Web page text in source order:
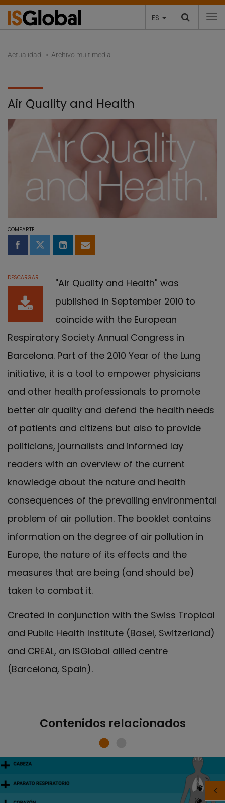
ES
Actualidad Archivo multimedia
Air Quality and Health
COMPARTE
Compartir en Facebook
Compartir en Twitter
Compartir en LinkedIn
Compartir por email
DESCARGAR
"Air Quality and Health" was
published in September 2010 to
coincide with the European
Respiratory Society Annual Congress in
Barcelona. Part of the 2010 Year of the Lung
initiative, it is a tool to empower physicians
and other health professionals to promote
better air quality and defend the health needs
of patients and citizens but also to provide
politicians, journalists and informed lay
readers with an overview of the current
knowledge about the nature and health
consequences of the prevailing environmental
problem of air pollution. The booklet contains
information on the degree of air pollution in
Europe, the nature of its effects and the
measures that are being (and should be)
taken to combat it.
Created in conjunction with the Swiss Tropical
and Public Health Institute (Basel, Switzerland)
and CREAL, an ISGlobal allied centre
(Barcelona, Spain).
Contenidos relacionados